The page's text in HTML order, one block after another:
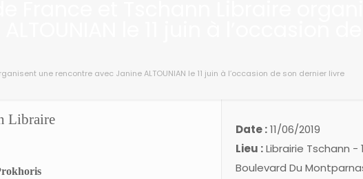
une rencontre avec Janine ALTOUNIAN le 11 juin à l’occasion de son dernier livre
Libraire
Date :11/06/2019
Lieu :Librairie Tschann -
Boulevard Du